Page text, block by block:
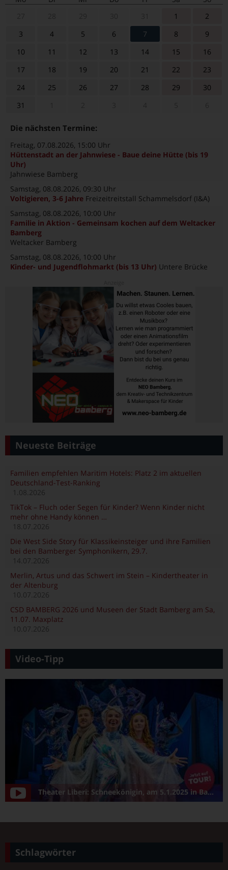
1
2
3
4 5 6 7 8
9
10
11 12 13 14 15
16
17
18 19 20 21 22
23
24
25 26 27 28 29
30
31
Die nächsten Termine:
Freitag, 07.08.2026, 15:00 Uhr
Hüttenstadt an der Jahnwiese - Baue deine Hütte (bis 19
Uhr)
Jahnwiese Bamberg
Samstag, 08.08.2026, 09:30 Uhr
Voltigieren, 3-6 Jahre Freizeitreitstall Schammelsdorf (I&A)
Samstag, 08.08.2026, 10:00 Uhr
Familie in Aktion - Gemeinsam kochen auf dem Weltacker
Bamberg
Weltacker Bamberg
Samstag, 08.08.2026, 10:00 Uhr
Kinder- und Jugendflohmarkt (bis 13 Uhr) Untere Brücke
Neueste Beiträge
Familien empfehlen Maritim Hotels: Platz 2 im aktuellen
Deutschland-Test-Ranking
1.08.2026
TikTok – Fluch oder Segen für Kinder? Wenn Kinder nicht
mehr ohne Handy können …
18.07.2026
Die West Side Story für Klassikeinsteiger und ihre Familien
bei den Bamberger Symphonikern, 29.7.
14.07.2026
Merlin, Artus und das Schwert im Stein – Kindertheater in
der Altenburg
10.07.2026
CSD BAMBERG 2026 und Museen der Stadt Bamberg am Sa,
11.07. Maxplatz
10.07.2026
Video-Tipp
Theater Liberi: Schneekönigin, am 5.1.2025 in Bamberg/Konzerthalle
Schlagwörter